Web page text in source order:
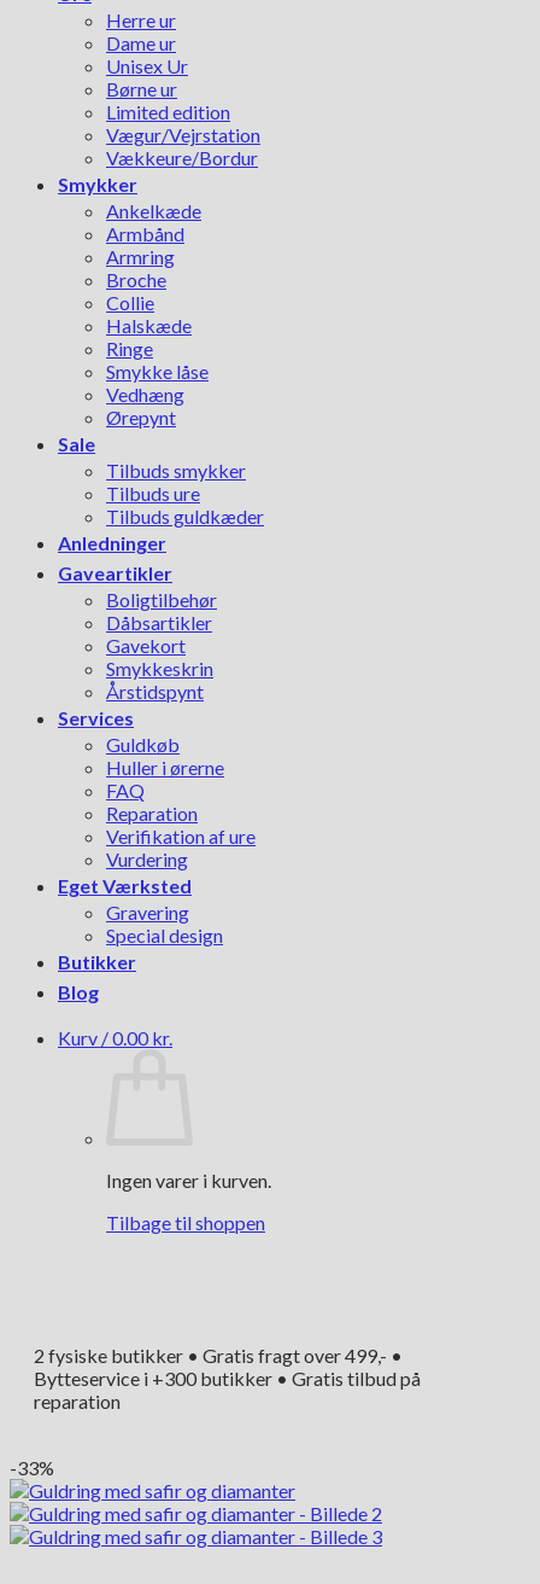
Herre ur
Dame ur
Unisex Ur
Børne ur
Limited edition
Vægur/Vejrstation
Vækkeure/Bordur
Smykker
Ankelkæde
Armbånd
Armring
Broche
Collie
Halskæde
Ringe
Smykke låse
Vedhæng
Ørepynt
Sale
Tilbuds smykker
Tilbuds ure
Tilbuds guldkæder
Anledninger
Gaveartikler
Boligtilbehør
Dåbsartikler
Gavekort
Smykkeskrin
Årstidspynt
Services
Guldkøb
Huller i ørerne
FAQ
Reparation
Verifikation af ure
Vurdering
Eget Værksted
Gravering
Special design
Butikker
Blog
Kurv /0.00 kr.
Ingen varer i kurven.
Tilbage til shoppen
2 fysiske butikker • Gratis fragt over 499,- •
Bytteservice i +300 butikker • Gratis tilbud på
reparation
-33%